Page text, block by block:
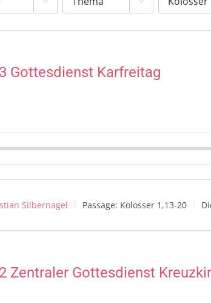
Gottesdienst Karfreitag
Silbernagel Passage: Kolosser 1,13-20
Zentraler Gottesdienst